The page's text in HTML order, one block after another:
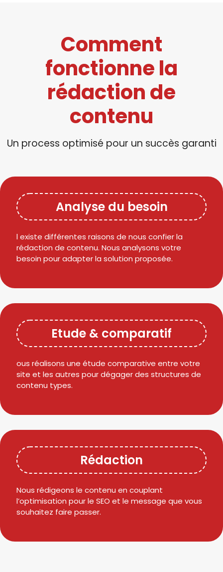
Comment
fonctionne la
rédaction de
contenu
Un process optimisé pour un succès garanti
Analyse du besoin
l existe différentes raisons de nous confier la
rédaction de contenu. Nous analysons votre
besoin pour adapter la solution proposée.
Etude & comparatif
ous réalisons une étude comparative entre votre
site et les autres pour dégager des structures de
contenu types.
Rédaction
Nous rédigeons le contenu en couplant
l’optimisation pour le SEO et le message que vous
souhaitez faire passer.